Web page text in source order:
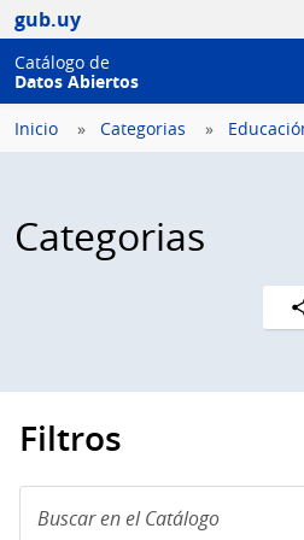
gub.uy
Catálogo de
Datos Abiertos
Inicio Categorias
Categorias
Filtros
en